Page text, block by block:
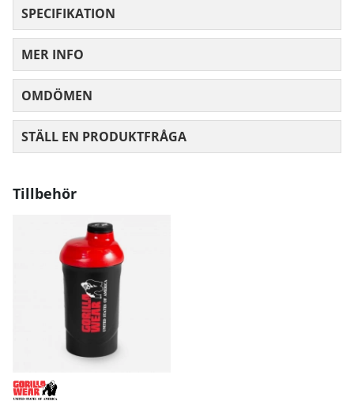
SPECIFIKATION
MER INFO
OMDÖMEN
STÄLL EN PRODUKTFRÅGA
Tillbehör